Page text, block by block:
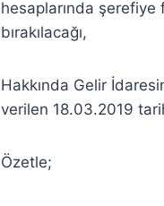
hesaplarında şerefiye
bırakılacağı,
Hakkında Gelir
verilen 18.03.2019
Özetle;